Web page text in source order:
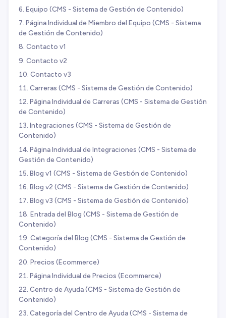
Equipo (CMS - Sistema de Gestión de Contenido)
Página Individual de Miembro del Equipo (CMS - Sistema
de Gestión de Contenido)
Contacto v1
Contacto v2
Contacto v3
Carreras (CMS - Sistema de Gestión de Contenido)
Página Individual de Carreras (CMS - Sistema de Gestión
de Contenido)
Integraciones (CMS - Sistema de Gestión de
Contenido)
Página Individual de Integraciones (CMS - Sistema de
Gestión de Contenido)
Blog v1 (CMS - Sistema de Gestión de Contenido)
Blog v2 (CMS - Sistema de Gestión de Contenido)
Blog v3 (CMS - Sistema de Gestión de Contenido)
Entrada del Blog (CMS - Sistema de Gestión de
Contenido)
Categoría del Blog (CMS - Sistema de Gestión de
Contenido)
Precios (Ecommerce)
Página Individual de Precios (Ecommerce)
Centro de Ayuda (CMS - Sistema de Gestión de
Contenido)
Categoría del Centro de Ayuda (CMS - Sistema de